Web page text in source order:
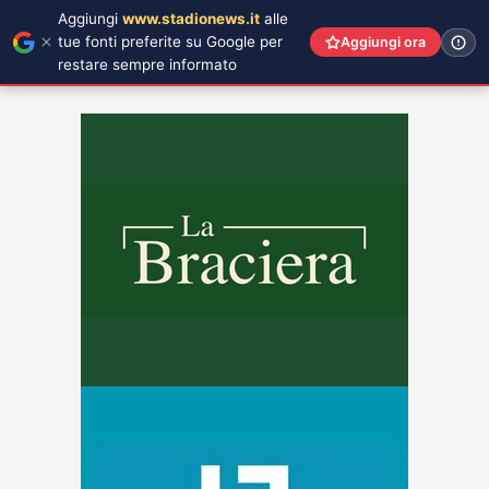
Aggiungi www.stadionews.it alle
tue fonti preferite su Google per
restare sempre informato
Aggiungi ora